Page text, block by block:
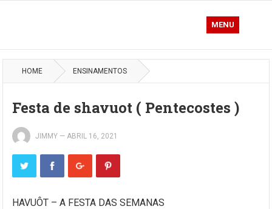
MENU
HOME ENSINAMENTOS
Festa de shavuot ( Pentecostes )
JIMMY — ABRIL 16, 2021
HAVUÔT – A FESTA DAS SEMANAS